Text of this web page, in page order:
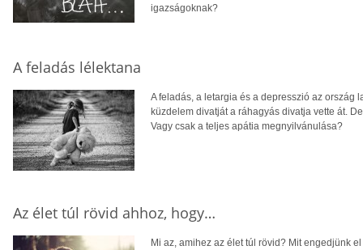
igazságoknak?
A feladás lélektana
A feladás, a letargia és a depresszió az ország
küzdelem divatját a ráhagyás divatja vette át.
Vagy csak a teljes apátia megnyilvánulása?
Az élet túl rövid ahhoz, hogy…
Mi az, amihez az élet túl rövid? Mit engedjünk